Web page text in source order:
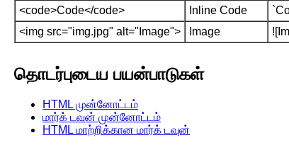
<code>Code</code>
Inline Code
<img src="img.jpg" alt="Image">
Image
தொடர்புடைய பயன்பாடுகள்
HTML முன்னோட்டம்
மார்க் டவுன் முன்னோட்டம்
HTML மாற்றிக்கான மார்க் டவுன்